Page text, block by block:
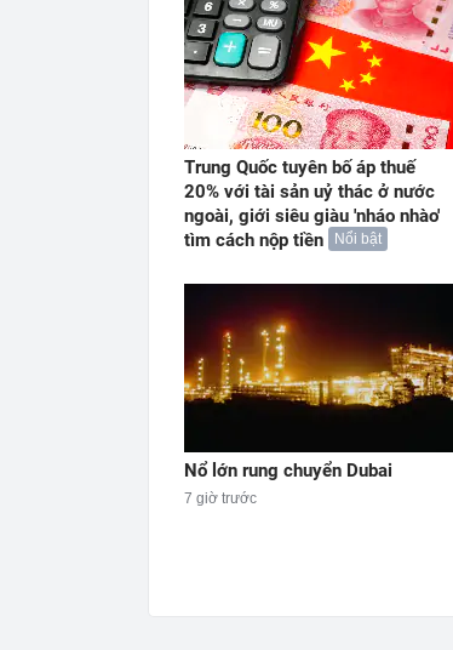
Trung Quốc tuyên bố áp thuế
20% với tài sản uỷ thác ở nước
ngoài, giới siêu giàu 'nháo nhào'
tìm cách nộp tiền
Nổi bật
Nổ lớn rung chuyển Dubai
7 giờ trước